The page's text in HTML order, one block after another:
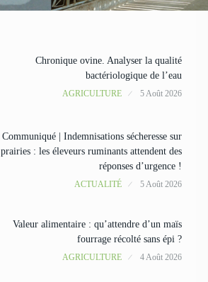
Chronique ovine. Analyser la qualité
bactériologique de l’eau
AGRICULTURE 5 Août 2026
Communiqué | Indemnisations sécheresse sur
prairies : les éleveurs ruminants attendent des
réponses d’urgence !
ACTUALITÉ 5 Août 2026
Valeur alimentaire : qu’attendre d’un maïs
fourrage récolté sans épi ?
AGRICULTURE 4 Août 2026